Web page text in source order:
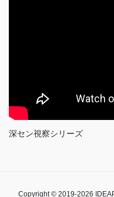
深セン視察シリーズ
Copyright © 2019-2026